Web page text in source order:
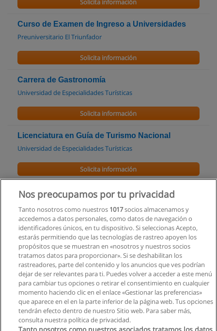
Solicita información
Curso de Examen de Ingreso a Universidades
Preuniversitario El Triunfador
Solicita información
Carrera de Gastronomía
Universidad de Especialidades Turísticas
Solicita información
Licenciatura en Guía de Turismo Nacional
Universidad de Especialidades Turísticas
Solicita información
Maestría en Gerencia Educativa
Solicita información
Especialización Superior en Gerencia Educativa
(Segunda llamada)
Universidad Andina Simón Bolívar
Solicita información
Nos preocupamos por tu privacidad
Tanto nosotros como nuestros 1017socios almacenamos y
accedemos a datos personales, como datos de navegación o
identificadores únicos, en tu dispositivo. Si seleccionas Acepto,
estarás permitiendo que las tecnologías de rastreo apoyen los
propósitos que se muestran en «nosotros y nuestros socios
tratamos datos para proporcionar». Si se deshabilitan los
rastreadores, parte del contenido y los anuncios que ves podrían
dejar de ser relevantes para ti. Puedes volver a acceder a este menú
para cambiar tus opciones o retirar el consentimiento en cualquier
momento haciendo clic en el enlace «Gestionar las preferencias»
que aparece en el en la parte inferior de la página web. Tus opciones
tendrán efecto dentro de nuestro Sitio web. Para saber más,
consulta nuestra política de privacidad.